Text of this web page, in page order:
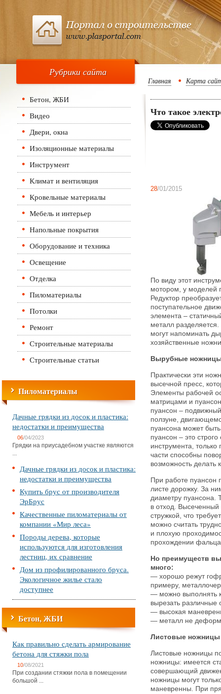
Рубрики сайта
Бетон, ЖБИ
Видео
Двери, окна
Изоляционные материалы
Инструмент
Климат и вентиляция
Кровельные материалы
Мебель и интерьер
Напольные покрытия
Оборудование и техника
Освещение
Отделка
Пиломатериалы
Потолки
Ремонт
Строительные материалы
Строительные статьи
Пиломатериалы
Дачные грядки из досок и пластика:
недостатки и преимущества
06/04/2023
Грядки на приусадебном участке являются
...
Дачные грядки из досок и пластика:
недостатки и преимущества
Купить брус от производителя
ЭрБрус
Качественные пиломатериалы от
компании «Мир леса»
Породы дерева, которые
используются для изготовления
лестниц, их сравнение
Дом из профилированного бруса.
Экологичное жилье стало
доступнее
Бетон, ЖБИ
Как правильно сделать армирование
бетона для стяжки пола
10/08/2021
При создании стяжки пола в помещении
большой ...
Главная Карта
Что такое
28/01/2015
По виду этот
мотором, у моделей
Редуктор
поступательное
элемента –
металл разделяется.
могут напоминать
хозяйственные
Вырубные
Практически эти
высечной пресс,
Элементы рабочей
матрицами и
пуансон –
ползуне,
пуансона может
пуансон – это
инструмента,
части способны
возможность делать
При работе пуансон
листе дорожку. За
диаметру пуансона.
в отход. Высеченный
стружкой, что
можно считать
и плохую
прохождении
Но преимуществ
много:
— хорошо режут
примеру,
— можно выполнять
вырезать различные
— высокая
— металл не
Листовые ножницы
Листовые ножницы
ножницы: имеется
совершающий
ножницы могут
маневренны. При